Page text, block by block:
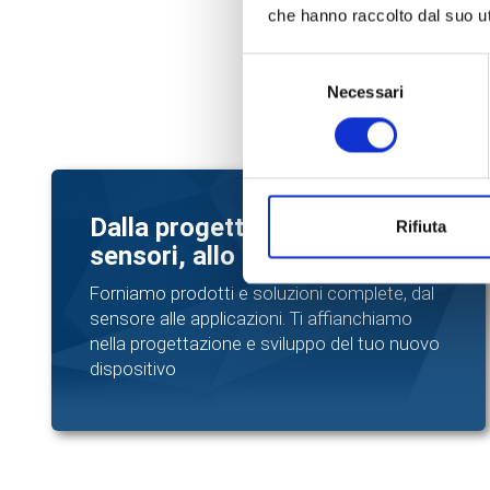
che hanno raccolto dal suo
Necessari
Rifiuta
Dalla progettazione, ai
sensori, allo sviluppo
Forniamo prodotti e soluzioni complete, dal
sensore alle applicazioni. Ti affianchiamo
nella progettazione e sviluppo del tuo nuovo
dispositivo